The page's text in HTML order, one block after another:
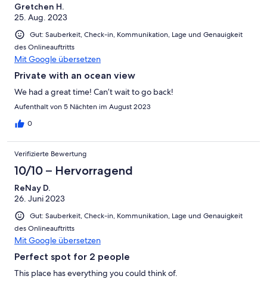
Gretchen H.
25. Aug. 2023
Gut: Sauberkeit, Check-in, Kommunikation, Lage und Genauigkeit
des Onlineauftritts
Mit Google übersetzen
Private with an ocean view
We had a great time! Can’t wait to go back!
Aufenthalt von 5 Nächten im August 2023
0
Verifizierte Bewertung
10/10 – Hervorragend
ReNay D.
26. Juni 2023
Gut: Sauberkeit, Check-in, Kommunikation, Lage und Genauigkeit
des Onlineauftritts
Mit Google übersetzen
Perfect spot for 2 people
This place has everything you could think of.